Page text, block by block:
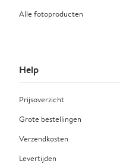
Alle fotoproducten
Help
Prijsoverzicht
Grote bestellingen
Verzendkosten
Levertijden